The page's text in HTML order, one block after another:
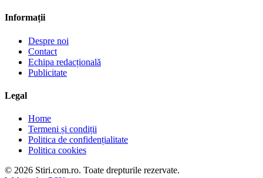
Informații
Despre noi
Contact
Echipa redacțională
Publicitate
Legal
Home
Termeni și condiții
Politica de confidențialitate
Politica cookies
© 2026 Stiri.com.ro. Toate drepturile rezervate.